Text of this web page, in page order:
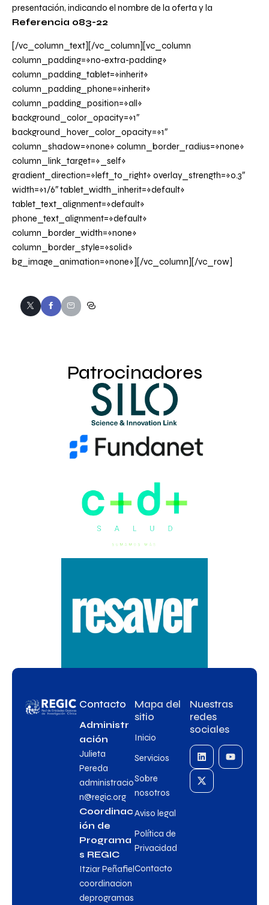
presentación, indicando el nombre de la oferta y la
Referencia 083-22
[/vc_column_text][/vc_column][vc_column
column_padding=»no-extra-padding»
column_padding_tablet=»inherit»
column_padding_phone=»inherit»
column_padding_position=»all»
background_color_opacity=»1″
background_hover_color_opacity=»1″
column_shadow=»none» column_border_radius=»none»
column_link_target=»_self»
gradient_direction=»left_to_right» overlay_strength=»0.3″
width=»1/6″ tablet_width_inherit=»default»
tablet_text_alignment=»default»
phone_text_alignment=»default»
column_border_width=»none»
column_border_style=»solid»
bg_image_animation=»none»][/vc_column][/vc_row]
Patrocinadores
Contacto
Administr
ación
Julieta
Pereda
administracio
n@regic.org
Coordinac
ión de
Programa
s REGIC
Itziar Peñafiel
coordinacion
deprogramas
Mapa del
sitio
Inicio
Servicios
Sobre
nosotros
Aviso legal
Política de
Privacidad
Contacto
Nuestras
redes
sociales